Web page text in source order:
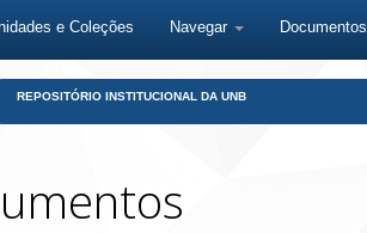
e Coleções Navegar Documentos
REPOSITÓRIO INSTITUCIONAL DA UNB